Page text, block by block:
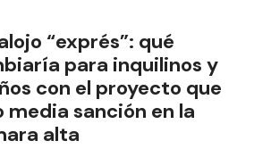
“exprés”: qué
para inquilinos y
con el proyecto que
media sanción en la
alta